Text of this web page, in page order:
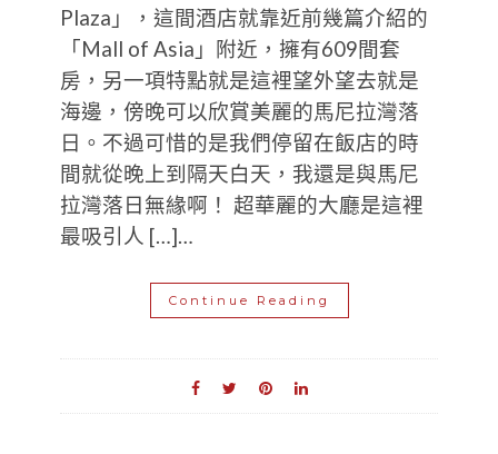
Plaza」，這間酒店就靠近前幾篇介紹的
「Mall of Asia」附近，擁有609間套
房，另一項特點就是這裡望外望去就是
海邊，傍晚可以欣賞美麗的馬尼拉灣落
日。不過可惜的是我們停留在飯店的時
間就從晚上到隔天白天，我還是與馬尼
拉灣落日無緣啊！ 超華麗的大廳是這裡
最吸引人 […]…
Continue Reading